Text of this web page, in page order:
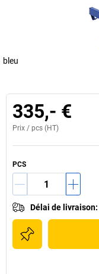
bleu
335,- €
Prix / pcs (HT)
PCS
Délai de livraison: